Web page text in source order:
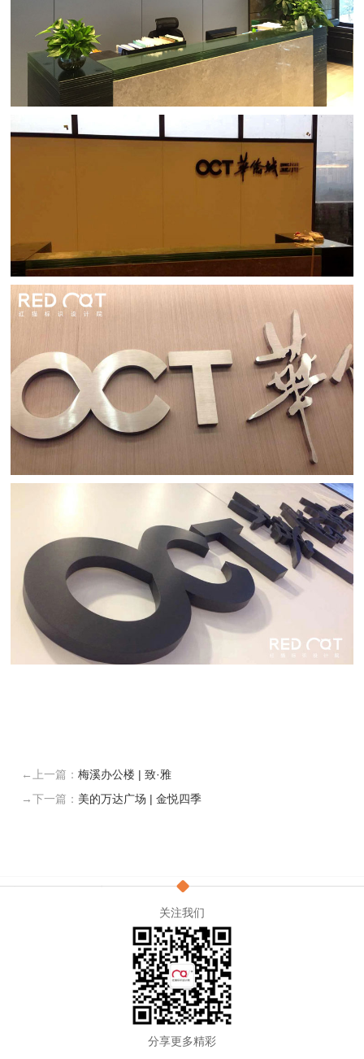
←上一篇：梅溪办公楼 | 致·雅
→下一篇： 美的万达广场 | 金悦四季
关注我们
分享更多精彩